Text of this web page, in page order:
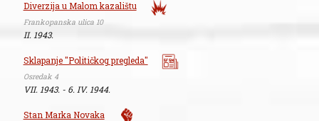
Diverzija u Malom kazalištu
Frankopanska ulica 10
II. 1943.
Sklapanje "Političkog pregleda"
Osredak 4
VII. 1943. - 6. IV. 1944.
Stan Marka Novaka